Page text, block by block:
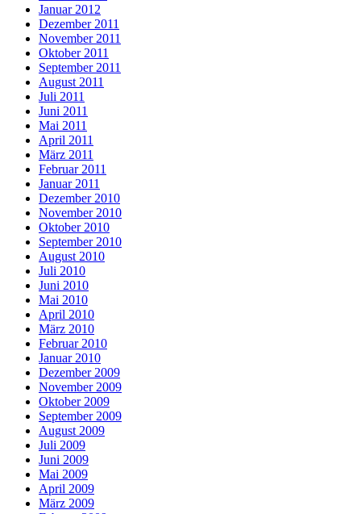
Januar 2012
Dezember 2011
November 2011
Oktober 2011
September 2011
August 2011
Juli 2011
Juni 2011
Mai 2011
April 2011
März 2011
Februar 2011
Januar 2011
Dezember 2010
November 2010
Oktober 2010
September 2010
August 2010
Juli 2010
Juni 2010
Mai 2010
April 2010
März 2010
Februar 2010
Januar 2010
Dezember 2009
November 2009
Oktober 2009
September 2009
August 2009
Juli 2009
Juni 2009
Mai 2009
April 2009
März 2009